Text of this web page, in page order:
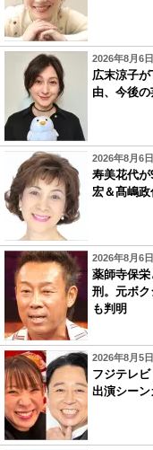
2026年8月6
広末涼子
由、今後
2026年8月6
寿美花代
宏＆髙嶋
2026年8月6
薬師寺保
刑。元ボ
も判明
2026年8月5
フジテレ
出演シー